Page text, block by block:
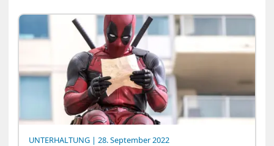
UNTERHALTUNG | 28. September 2022